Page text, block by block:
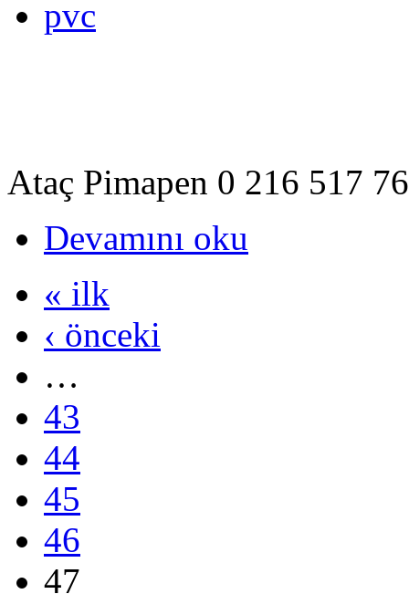
pvc
Ataç Pimapen 0 216 517
Devamını oku
« ilk
‹ önceki
…
43
44
45
46
47